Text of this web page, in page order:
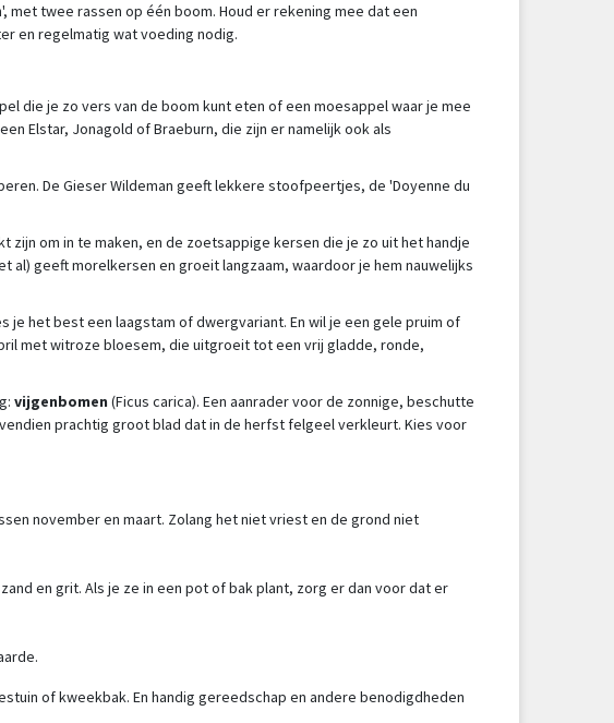
twee rassen op één boom. Houd er rekening mee dat een
en regelmatig wat voeding nodig.
die je zo vers van de boom kunt eten of een moesappel waar je mee
Elstar, Jonagold of Braeburn, die zijn er namelijk ook als
De Gieser Wildeman geeft lekkere stoofpeertjes, de 'Doyenne du
zijn om in te maken, en de zoetsappige kersen die je zo uit het handje
geeft morelkersen en groeit langzaam, waardoor je hem nauwelijks
het best een laagstam of dwergvariant. En wil je een gele pruim of
met witroze bloesem, die uitgroeit tot een vrij gladde, ronde,
vijgenbomen (Ficus carica). Een aanrader voor de zonnige, beschutte
prachtig groot blad dat in de herfst felgeel verkleurt. Kies voor
november en maart. Zolang het niet vriest en de grond niet
en grit. Als je ze in een pot of bak plant, zorg er dan voor dat er
of kweekbak. En handig gereedschap en andere benodigdheden